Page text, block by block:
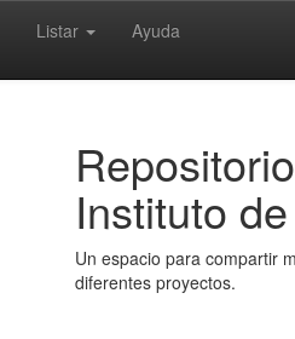
Listar Ayuda
Instituto
Un espacio para compartir
diferentes proyectos.